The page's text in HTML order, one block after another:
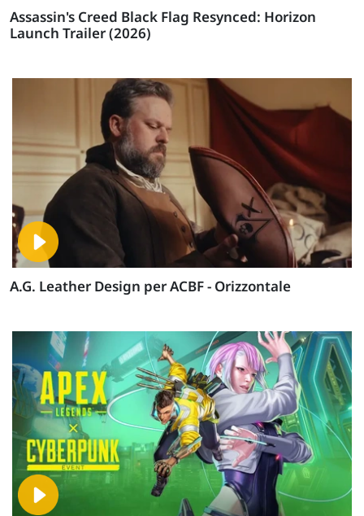
Assassin's Creed Black Flag Resynced: Horizon
Launch Trailer (2026)
A.G. Leather Design per ACBF - Orizzontale